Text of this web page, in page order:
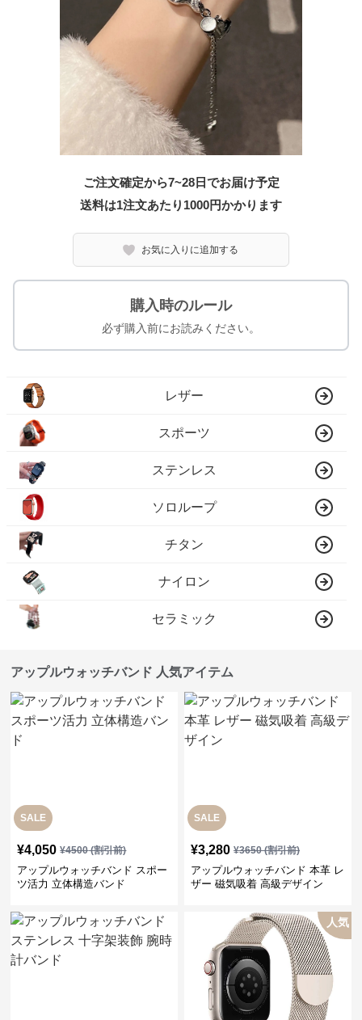
ご注文確定から7~28日でお届け予定
送料は1注文あたり 1000円かかります
お気に入りに追加する
購入時のルール
必ず購入前にお読みください。
レザー
スポーツ
ステンレス
ソロループ
チタン
ナイロン
セラミック
アップルウォッチバンド 人気アイテム
SALE
¥4,050 ¥4500(割引前)
アップルウォッチバンド スポー
ツ活力 立体構造バンド
SALE
¥3,280 ¥3650(割引前)
アップルウォッチバンド 本革 レ
ザー 磁気吸着 高級デザイン
人気